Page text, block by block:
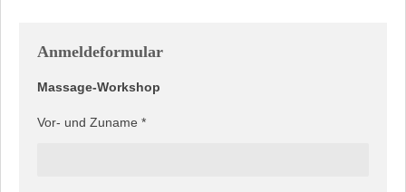
Anmeldeformular
Massage-Workshop
Vor- und Zuname *